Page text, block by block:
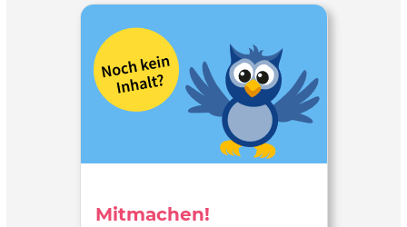
Mitmachen!